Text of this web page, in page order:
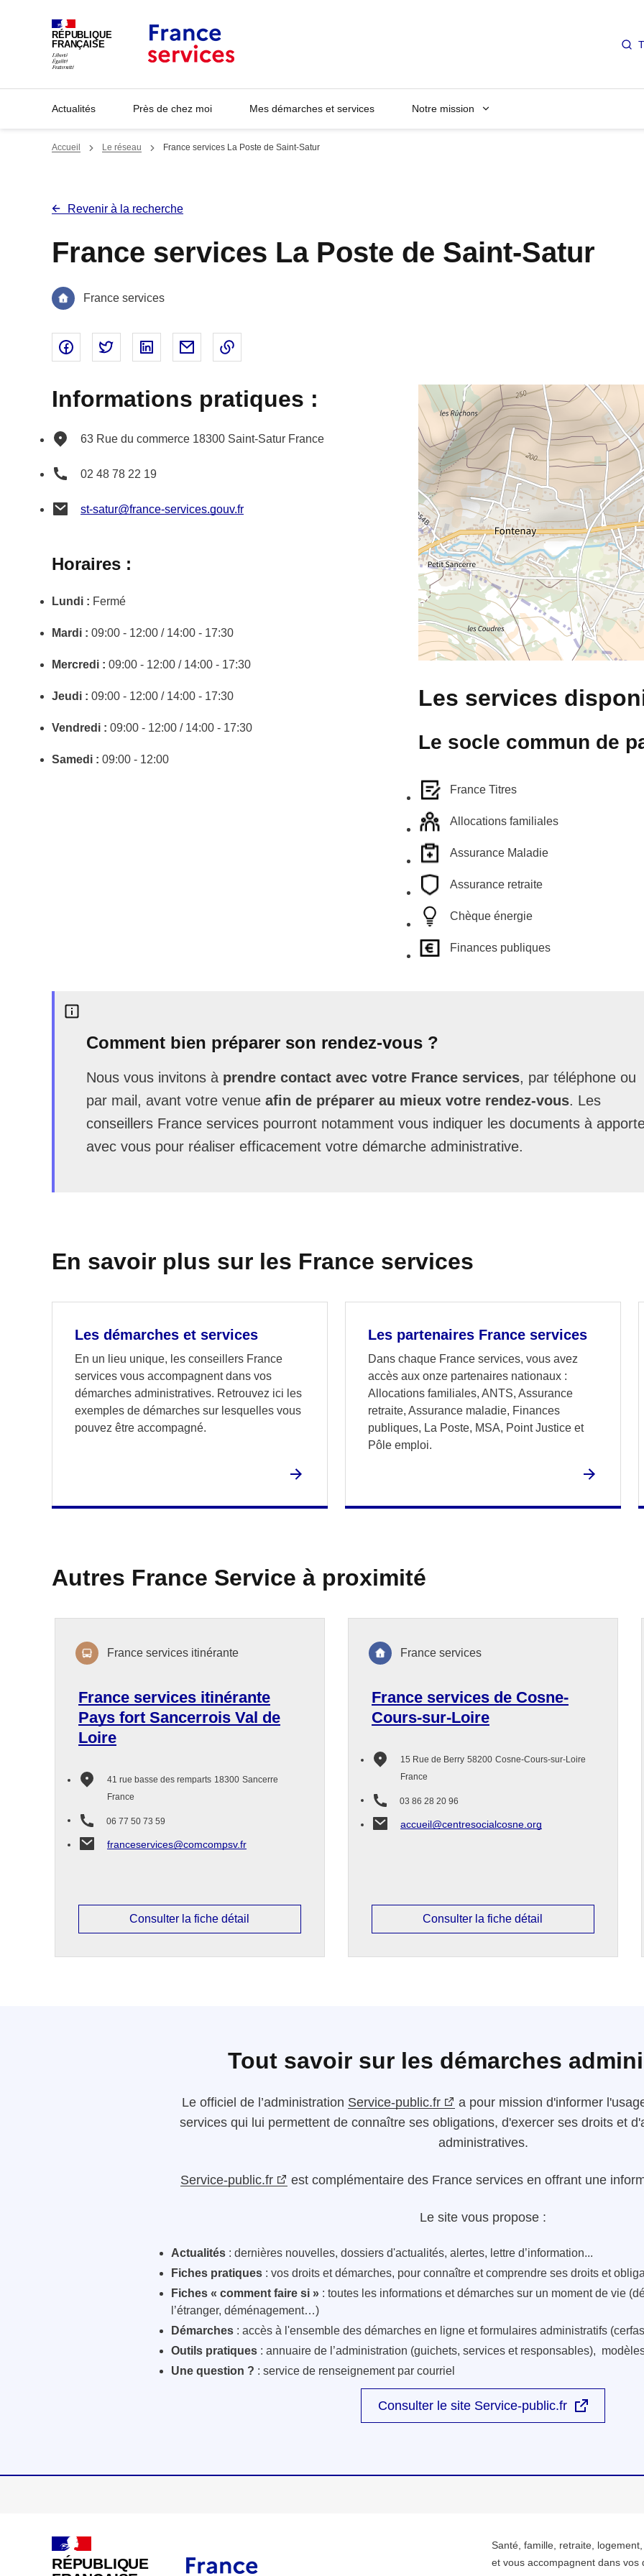
RÉPUBLIQUE
FRANÇAISE
Actualités Près de chez moi Mes démarches et services Notre mission
Accueil Le réseau France services La Poste de Saint-Satur
Revenir à la recherche
France services La Poste de Saint-Satur
France services
Partager sur Facebook - nouvelle fenêtre
Partager sur Twitter - nouvelle fenêtre
Partager sur Linked In - nouvelle fenêtre
Partager par email - nouvelle fenêtre
Informations pratiques :
63 Rue du commerce 18300 Saint-Satur France
02 48 78 22 19
st-satur@france-services.gouv.fr
Horaires :
Lundi : Fermé
Mardi : 09:00 - 12:00 / 14:00 - 17:30
Mercredi : 09:00 - 12:00 / 14:00 - 17:30
Jeudi : 09:00 - 12:00 / 14:00 - 17:30
Vendredi : 09:00 - 12:00 / 14:00 - 17:30
Samedi : 09:00 - 12:00
Les services
Le socle commun de
France Titres
Allocations familiales
Assurance Maladie
Assurance retraite
Chèque énergie
Finances publiques
Comment bien préparer son rendez-vous ?
Nous vous invitons à prendre contact avec votre France services, par téléphone ou
par mail, avant votre venue afin de préparer au mieux votre rendez-vous. Les
conseillers France services pourront notamment vous indiquer les documents à
avec vous pour réaliser efficacement votre démarche administrative.
En savoir plus sur les France services
Les démarches et services
En un lieu unique, les conseillers France
services vous accompagnent dans vos
démarches administratives. Retrouvez ici les
exemples de démarches sur lesquelles vous
pouvez être accompagné.
Les partenaires France services
Dans chaque France services, vous avez
accès aux onze partenaires nationaux :
Allocations familiales, ANTS, Assurance
retraite, Assurance maladie, Finances
publiques, La Poste, MSA, Point Justice et
Pôle emploi.
Autres France Service à proximité
France services itinérante
Pays fort Sancerrois Val de
Loire
41 rue basse des remparts 18300 Sancerre
France
06 77 50 73 59
franceservices@comcompsv.fr
France services itinérante
Consulter la fiche détail
France services de Cosne-
Cours-sur-Loire
15 Rue de Berry 58200 Cosne-Cours-sur-Loire
France
03 86 28 20 96
accueil@centresocialcosne.org
France services
Consulter la fiche détail
Tout savoir sur les démarches
Le officiel de l’administration Service-public.fr
a pour mission d'informer
services qui lui permettent de connaître ses obligations, d'exercer ses droits et
administratives.
Service-public.fr est complémentaire des France services en offrant une
Le site vous propose :
Actualités : dernières nouvelles, dossiers d'actualités, alertes, lettre d’information...
Fiches pratiques : vos droits et démarches, pour connaître et comprendre ses droits et
Fiches « comment faire si » : toutes les informations et démarches sur un moment de vie
l’étranger, déménagement…)
Démarches : accès à l'ensemble des démarches en ligne et formulaires administratifs
Outils pratiques : annuaire de l’administration (guichets, services et responsables),
Une question ? : service de renseignement par courriel
Consulter le site Service-public.fr
RÉPUBLIQUE
Santé, famille, retraite,
et vous accompagnent dans